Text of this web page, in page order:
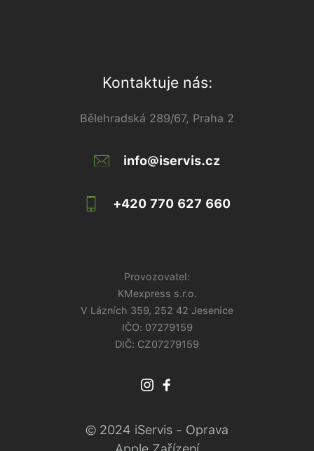
Kontaktuje nás:
Bělehradská 289/67, Praha 2
info@iservis.cz
+420 770 627 660
Provozovatel:
KMexpress s.r.o.
V Lázních 359, 252 42 Jesenice
IČO: 07279159
DIČ: CZ07279159
© 2024 iServis - Oprava